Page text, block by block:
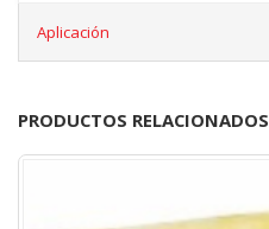
Aplicación
PRODUCTOS RELACIONADOS